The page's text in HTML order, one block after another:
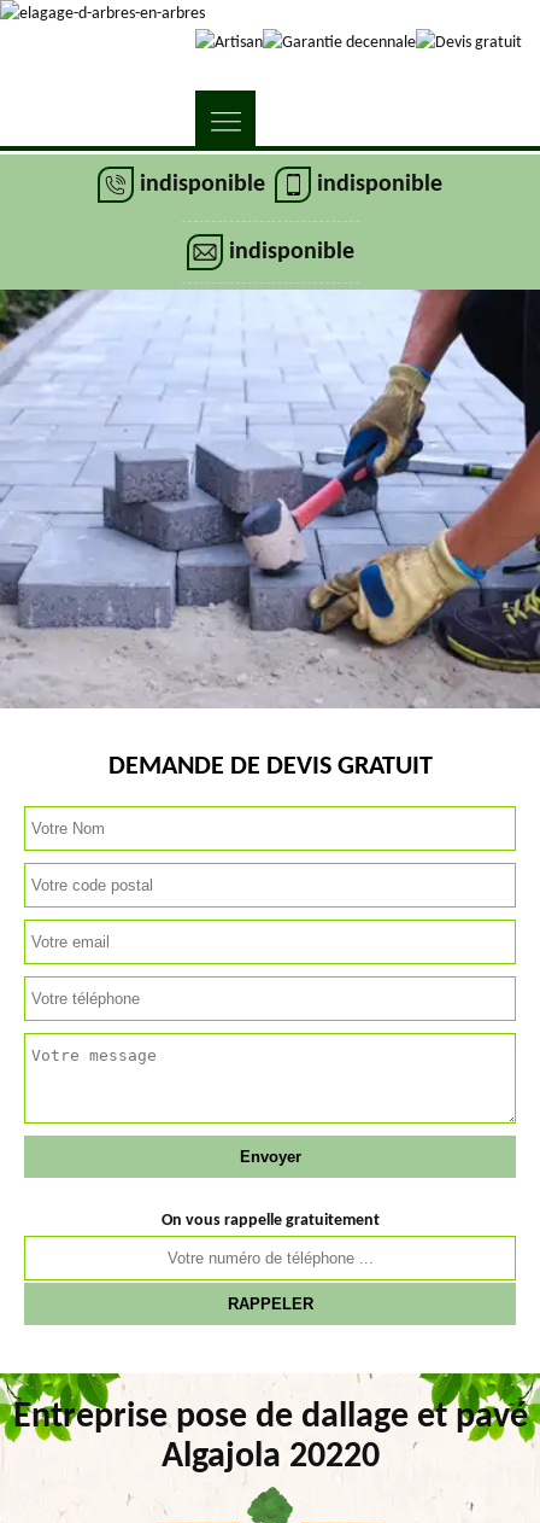
indisponible indisponible
indisponible
DEMANDE DE DEVIS GRATUIT
On vous rappelle gratuitement
Entreprise pose de dallage et pavé
Algajola 20220